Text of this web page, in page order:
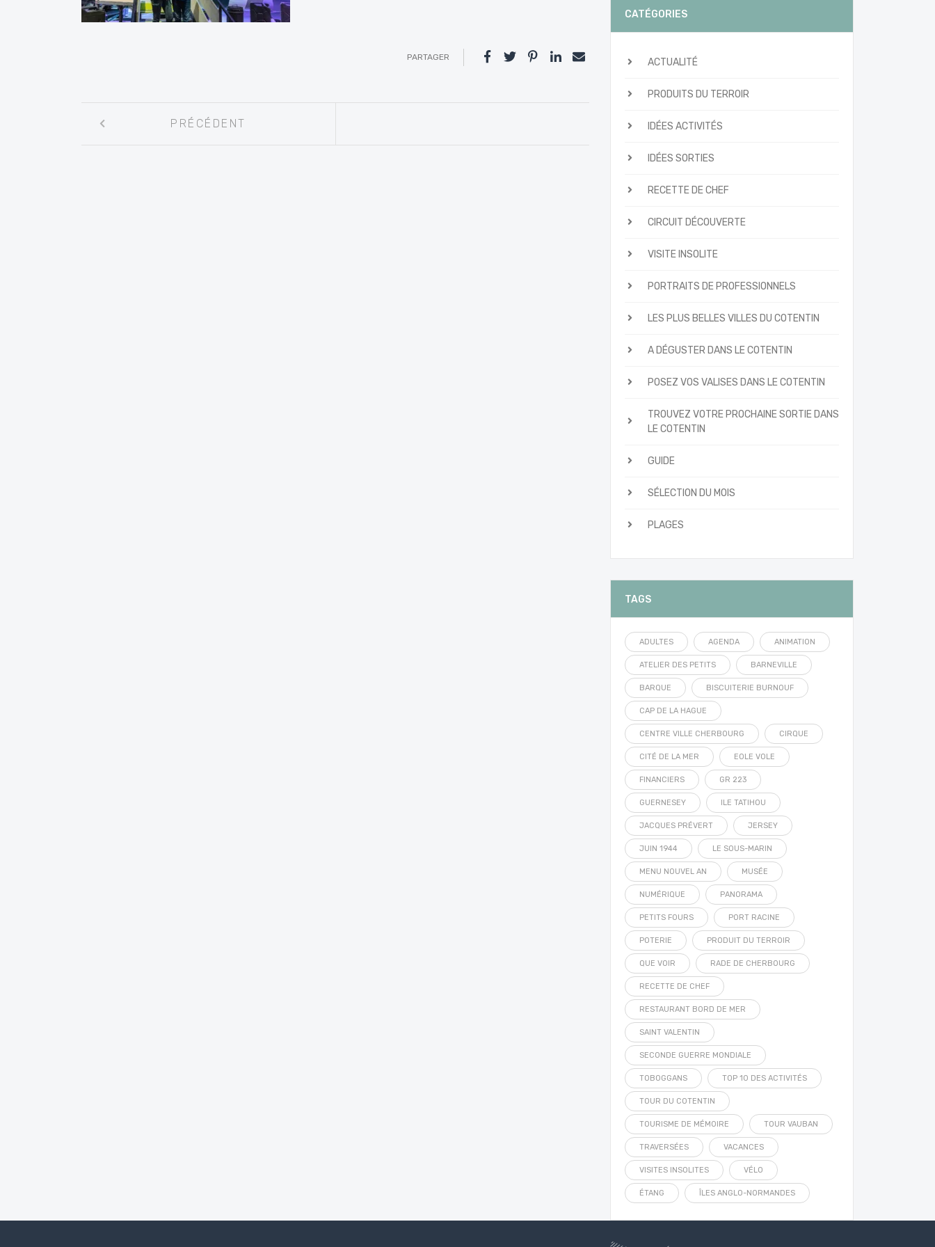
PARTAGER
entre
PRÉCÉDENT
CATÉGORIES
ACTUALITÉ
PRODUITS DU TERROIR
IDÉES ACTIVITÉS
IDÉES SORTIES
RECETTE DE CHEF
CIRCUIT DÉCOUVERTE
VISITE INSOLITE
PORTRAITS DE PROFESSIONNELS
LES PLUS BELLES VILLES DU COTENTIN
A DÉGUSTER DANS LE COTENTIN
POSEZ VOS VALISES DANS LE COTENTIN
TROUVEZ VOTRE PROCHAINE SORTIE DANS
LE COTENTIN
GUIDE
SÉLECTION DU MOIS
PLAGES
TAGS
ADULTES AGENDA ANIMATION
ATELIER DES PETITS BARNEVILLE
BARQUE BISCUITERIE BURNOUF
CAP DE LA HAGUE
CENTRE VILLE CHERBOURG CIRQUE
CITÉ DE LA MER EOLE VOLE
FINANCIERS GR 223
GUERNESEY ILE TATIHOU
JACQUES PRÉVERT JERSEY
JUIN 1944 LE SOUS-MARIN
MENU NOUVEL AN MUSÉE
NUMÉRIQUE PANORAMA
PETITS FOURS PORT RACINE
POTERIE PRODUIT DU TERROIR
QUE VOIR RADE DE CHERBOURG
RECETTE DE CHEF
RESTAURANT BORD DE MER
SAINT VALENTIN
SECONDE GUERRE MONDIALE
TOBOGGANS TOP 10 DES ACTIVITÉS
TOUR DU COTENTIN
TOURISME DE MÉMOIRE TOUR VAUBAN
TRAVERSÉES VACANCES
VISITES INSOLITES VÉLO
ÉTANG ÎLES ANGLO-NORMANDES